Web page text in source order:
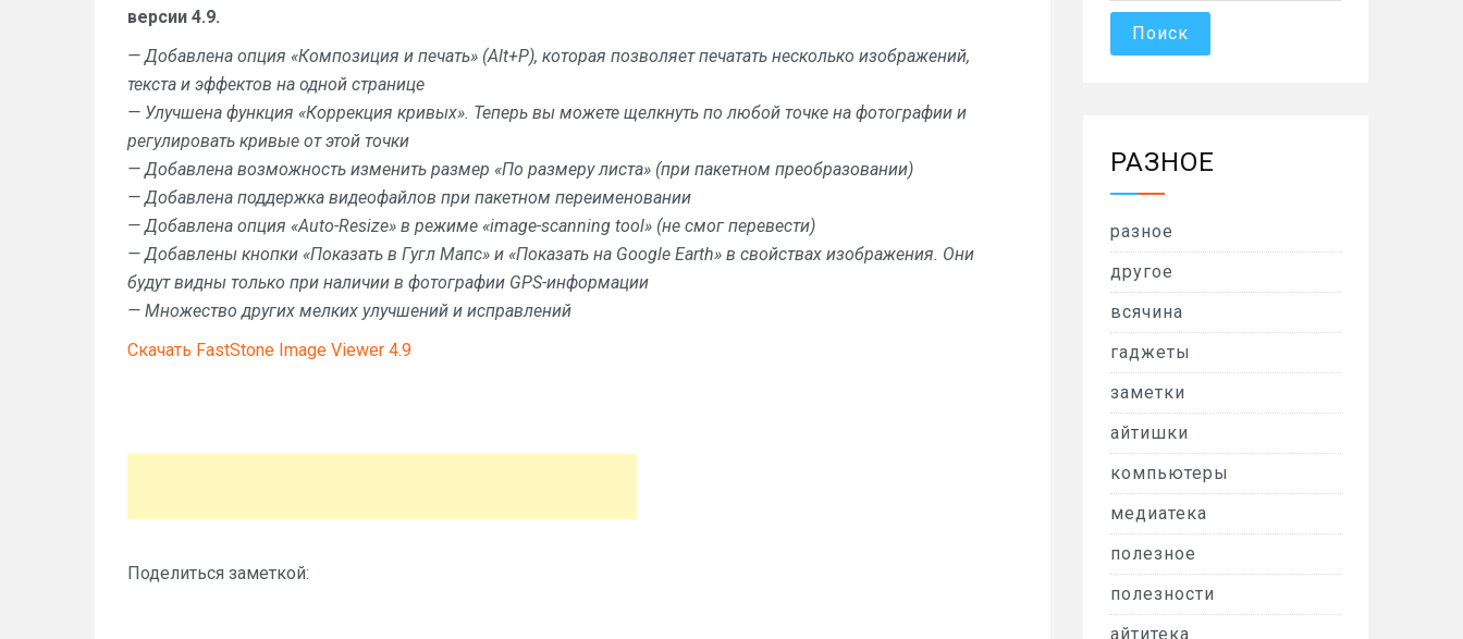
версии 4.9.
— Добавлена опция «Композиция и печать» (Alt+P), которая позволяет печатать несколько изображений,
текста и эффектов на одной странице
— Улучшена функция «Коррекция кривых». Теперь вы можете щелкнуть по любой точке на фотографии и
регулировать кривые от этой точки
— Добавлена возможность изменить размер «По размеру листа» (при пакетном преобразовании)
— Добавлена поддержка видеофайлов при пакетном переименовании
— Добавлена опция «Auto-Resize» в режиме «image-scanning tool» (не смог перевести)
— Добавлены кнопки «Показать в Гугл Мапс» и «Показать на Google Earth» в свойствах изображения. Они
будут видны только при наличии в фотографии GPS-информации
— Множество других мелких улучшений и исправлений
Скачать FastStone Image Viewer 4.9
Поделиться заметкой:
РАЗНОЕ
разное
другое
всячина
гаджеты
заметки
айтишки
компьютеры
медиатека
полезное
полезности
айтитека